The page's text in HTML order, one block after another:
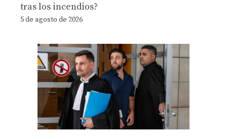
tras los incendios?
5 de agosto de 2026